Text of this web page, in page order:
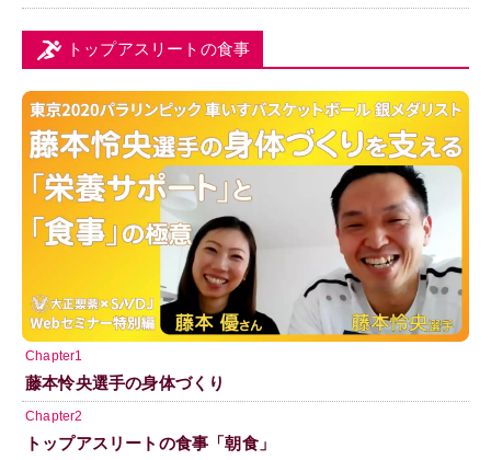
トップアスリートの食事
Chapter1
藤本怜央選手の身体づくり
Chapter2
トップアスリートの食事「朝食」